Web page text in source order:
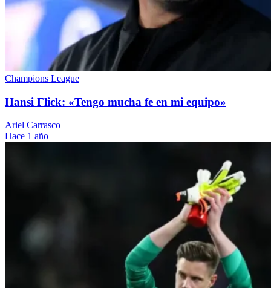
Champions League
Hansi Flick: «Tengo mucha fe en mi equipo»
Ariel Carrasco
Hace 1 año